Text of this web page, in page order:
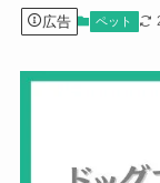
広告 ペット